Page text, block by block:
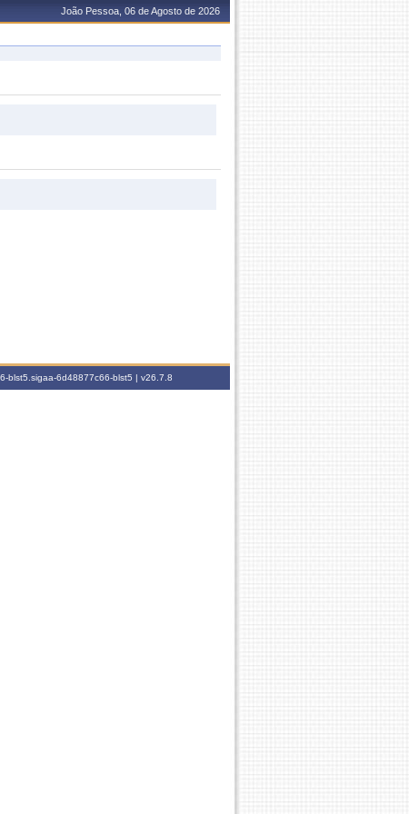
João Pessoa, 06 de Agosto de 2026
blst5.sigaa-6d48877c66-blst5 | v26.7.8